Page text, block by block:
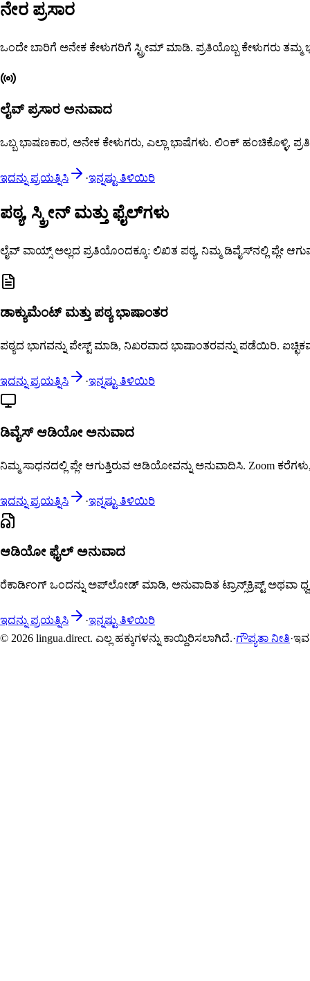
ನೇರ ಪ್ರಸಾರ
ಒಂದೇ ಬಾರಿಗೆ ಅನೇಕ ಕೇಳುಗರಿಗೆ ಸ್ಟ್ರೀಮ್ ಮಾಡಿ. ಪ್ರತಿಯೊಬ್ಬ ಕೇಳುಗರು
ಲೈವ್ ಪ್ರಸಾರ ಅನುವಾದ
ಒಬ್ಬ ಭಾಷಣಕಾರ, ಅನೇಕ ಕೇಳುಗರು, ಎಲ್ಲಾ ಭಾಷೆಗಳು. ಲಿಂಕ್ ಹಂಚಿಕೊಳ್ಳಿ,
ಇದನ್ನು ಪ್ರಯತ್ನಿಸಿ ·ಇನ್ನಷ್ಟು ತಿಳಿಯಿರಿ
ಪಠ್ಯ, ಸ್ಕ್ರೀನ್ ಮತ್ತು ಫೈಲ್‌ಗಳು
ಲೈವ್ ವಾಯ್ಸ್ ಅಲ್ಲದ ಪ್ರತಿಯೊಂದಕ್ಕೂ: ಲಿಖಿತ ಪಠ್ಯ, ನಿಮ್ಮ ಡಿವೈಸ್‌ನಲ್ಲಿ ಪ್ಲೇ
ಡಾಕ್ಯುಮೆಂಟ್ ಮತ್ತು ಪಠ್ಯ ಭಾಷಾಂತರ
ಪಠ್ಯದ ಭಾಗವನ್ನು ಪೇಸ್ಟ್ ಮಾಡಿ, ನಿಖರವಾದ ಭಾಷಾಂತರವನ್ನು ಪಡೆಯಿರಿ.
ಇದನ್ನು ಪ್ರಯತ್ನಿಸಿ ·ಇನ್ನಷ್ಟು ತಿಳಿಯಿರಿ
ಡಿವೈಸ್ ಆಡಿಯೋ ಅನುವಾದ
ನಿಮ್ಮ ಸಾಧನದಲ್ಲಿ ಪ್ಲೇ ಆಗುತ್ತಿರುವ ಆಡಿಯೋವನ್ನು ಅನುವಾದಿಸಿ. Zoom
ಇದನ್ನು ಪ್ರಯತ್ನಿಸಿ ·ಇನ್ನಷ್ಟು ತಿಳಿಯಿರಿ
ಆಡಿಯೋ ಫೈಲ್ ಅನುವಾದ
ರೆಕಾರ್ಡಿಂಗ್ ಒಂದನ್ನು ಅಪ್‌ಲೋಡ್ ಮಾಡಿ, ಅನುವಾದಿತ ಟ್ರಾನ್ಸ್‌ಕ್ರಿಪ್ಟ್ ಅಥವಾ
ಇದನ್ನು ಪ್ರಯತ್ನಿಸಿ ·ಇನ್ನಷ್ಟು ತಿಳಿಯಿರಿ
© 2026 lingua.direct. ಎಲ್ಲ ಹಕ್ಕುಗಳನ್ನು ಕಾಯ್ದಿರಿಸಲಾಗಿದೆ.·ಗೌಪ್ಯತಾ ನೀತಿ·